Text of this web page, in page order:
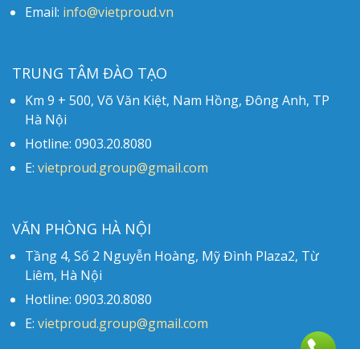
Email: info@vietproud.vn
TRUNG TÂM ĐÀO TẠO
Km 9 + 500, Võ Văn Kiệt, Nam Hồng, Đông Anh, TP
Hà Nội
Hotline: 0903.20.8080
E: vietproud.group@gmail.com
VĂN PHÒNG HÀ NỘI
Tầng 4, Số 2 Nguyễn Hoàng, Mỹ Đình Plaza2, Từ
Liêm, Hà Nội
Hotline: 0903.20.8080
E: vietproud.group@gmail.com